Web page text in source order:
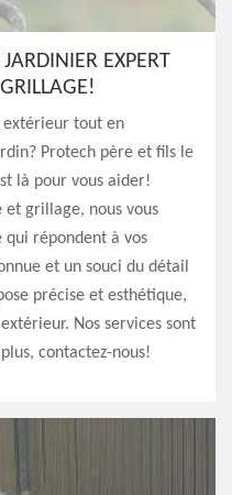
EXPERT
extérieur tout en
Protech père et fils le
là pour vous aider!
et grillage, nous vous
qui répondent à vos
et un souci du détail
précise et esthétique,
Nos services sont
contactez-nous!